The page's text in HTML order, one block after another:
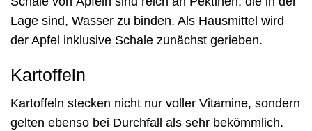
Lage sind, Wasser zu binden. Als Hausmittel wird
der Apfel inklusive Schale zunächst gerieben.
Kartoffeln
Kartoffeln stecken nicht nur voller Vitamine, sondern
gelten ebenso bei Durchfall als sehr bekömmlich.